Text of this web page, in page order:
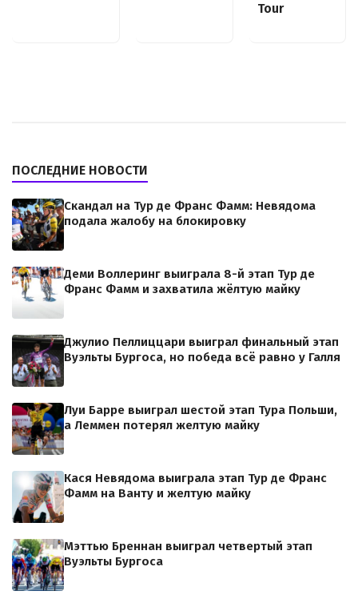
Tour
ПОСЛЕДНИЕ НОВОСТИ
Скандал на Тур де Франс Фамм: Невядома
подала жалобу на блокировку
Деми Воллеринг выиграла 8-й этап Тур де
Франс Фамм и захватила жёлтую майку
Джулио Пеллиццари выиграл финальный этап
Вуэльты Бургоса, но победа всё равно у Галля
Луи Барре выиграл шестой этап Тура Польши,
а Леммен потерял желтую майку
Кася Невядома выиграла этап Тур де Франс
Фамм на Ванту и желтую майку
Мэттью Бреннан выиграл четвертый этап
Вуэльты Бургоса